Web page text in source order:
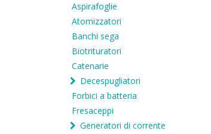
Aspirafoglie
Atomizzatori
Banchi sega
Biotrituratori
Catenarie
Decespugliatori
Forbici a batteria
Fresaceppi
Generatori di corrente